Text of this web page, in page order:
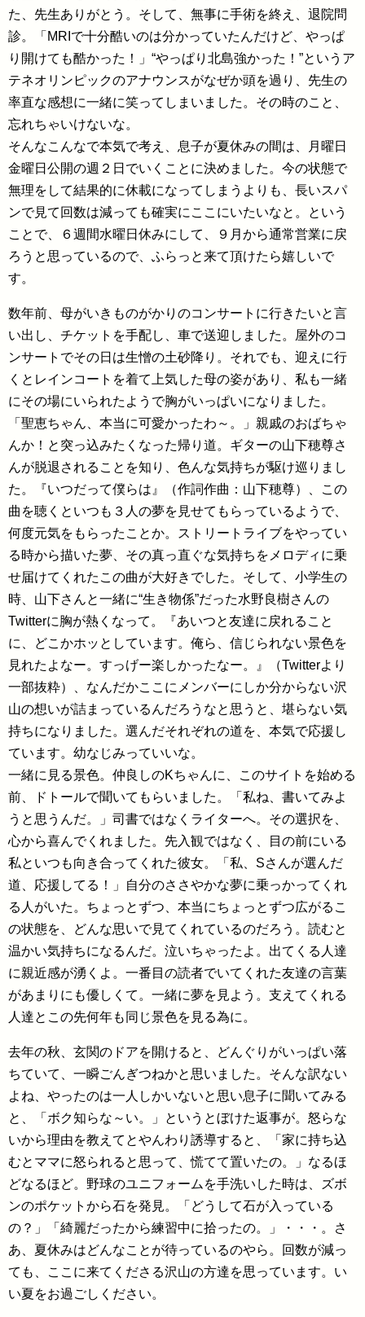
た、先生ありがとう。そして、無事に手術を終え、退院問
診。「MRIで十分酷いのは分かっていたんだけど、やっぱ
り開けても酷かった！」“やっぱり北島強かった！”というア
テネオリンピックのアナウンスがなぜか頭を過り、先生の
率直な感想に一緒に笑ってしまいました。その時のこと、
忘れちゃいけないな。
そんなこんなで本気で考え、息子が夏休みの間は、月曜日
金曜日公開の週２日でいくことに決めました。今の状態で
無理をして結果的に休載になってしまうよりも、長いスパ
ンで見て回数は減っても確実にここにいたいなと。という
ことで、６週間水曜日休みにして、９月から通常営業に戻
ろうと思っているので、ふらっと来て頂けたら嬉しいで
す。
数年前、母がいきものがかりのコンサートに行きたいと言
い出し、チケットを手配し、車で送迎しました。屋外のコ
ンサートでその日は生憎の土砂降り。それでも、迎えに行
くとレインコートを着て上気した母の姿があり、私も一緒
にその場にいられたようで胸がいっぱいになりました。
「聖恵ちゃん、本当に可愛かったわ～。」親戚のおばちゃ
んか！と突っ込みたくなった帰り道。ギターの山下穂尊さ
んが脱退されることを知り、色んな気持ちが駆け巡りまし
た。『いつだって僕らは』（作詞作曲：山下穂尊）、この
曲を聴くといつも３人の夢を見せてもらっているようで、
何度元気をもらったことか。ストリートライブをやってい
る時から描いた夢、その真っ直ぐな気持ちをメロディに乗
せ届けてくれたこの曲が大好きでした。そして、小学生の
時、山下さんと一緒に“生き物係”だった水野良樹さんの
Twitterに胸が熱くなって。『あいつと友達に戻れること
に、どこかホッとしています。俺ら、信じられない景色を
見れたよなー。すっげー楽しかったなー。』（Twitterより
一部抜粋）、なんだかここにメンバーにしか分からない沢
山の想いが詰まっているんだろうなと思うと、堪らない気
持ちになりました。選んだそれぞれの道を、本気で応援し
ています。幼なじみっていいな。
一緒に見る景色。仲良しのKちゃんに、このサイトを始める
前、ドトールで聞いてもらいました。「私ね、書いてみよ
うと思うんだ。」司書ではなくライターへ。その選択を、
心から喜んでくれました。先入観ではなく、目の前にいる
私といつも向き合ってくれた彼女。「私、Sさんが選んだ
道、応援してる！」自分のささやかな夢に乗っかってくれ
る人がいた。ちょっとずつ、本当にちょっとずつ広がるこ
の状態を、どんな思いで見てくれているのだろう。読むと
温かい気持ちになるんだ。泣いちゃったよ。出てくる人達
に親近感が湧くよ。一番目の読者でいてくれた友達の言葉
があまりにも優しくて。一緒に夢を見よう。支えてくれる
人達とこの先何年も同じ景色を見る為に。
去年の秋、玄関のドアを開けると、どんぐりがいっぱい落
ちていて、一瞬ごんぎつねかと思いました。そんな訳ない
よね、やったのは一人しかいないと思い息子に聞いてみる
と、「ボク知らな～い。」というとぼけた返事が。怒らな
いから理由を教えてとやんわり誘導すると、「家に持ち込
むとママに怒られると思って、慌てて置いたの。」なるほ
どなるほど。野球のユニフォームを手洗いした時は、ズボ
ンのポケットから石を発見。「どうして石が入っている
の？」「綺麗だったから練習中に拾ったの。」・・・。さ
あ、夏休みはどんなことが待っているのやら。回数が減っ
ても、ここに来てくださる沢山の方達を思っています。い
い夏をお過ごしください。